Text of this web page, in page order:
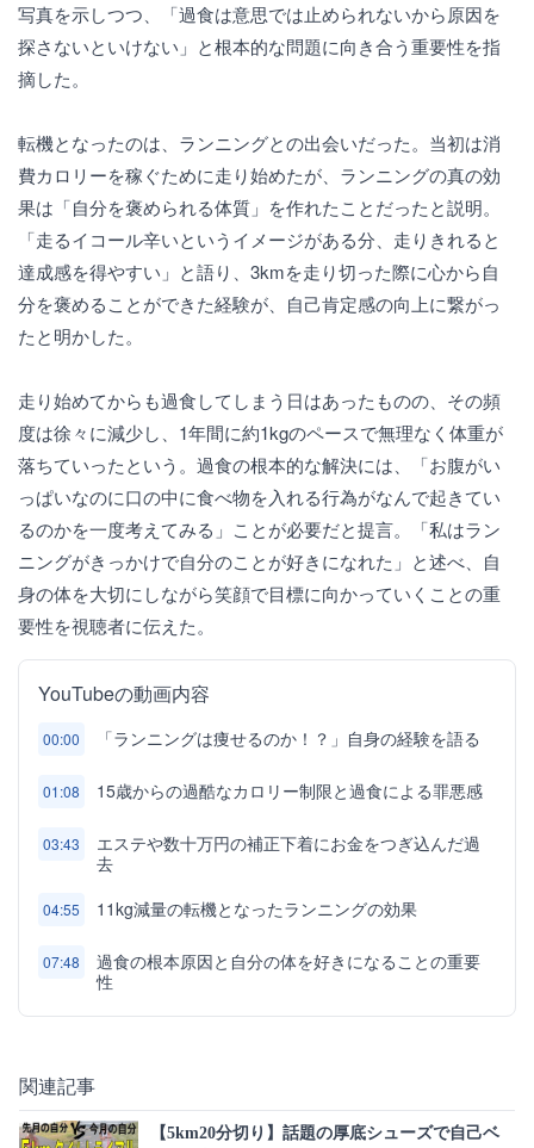
写真を示しつつ、「過食は意思では止められないから原因を
探さないといけない」と根本的な問題に向き合う重要性を指
摘した。
転機となったのは、ランニングとの出会いだった。当初は消
費カロリーを稼ぐために走り始めたが、ランニングの真の効
果は「自分を褒められる体質」を作れたことだったと説明。
「走るイコール辛いというイメージがある分、走りきれると
達成感を得やすい」と語り、3kmを走り切った際に心から自
分を褒めることができた経験が、自己肯定感の向上に繋がっ
たと明かした。
走り始めてからも過食してしまう日はあったものの、その頻
度は徐々に減少し、1年間に約1kgのペースで無理なく体重が
落ちていったという。過食の根本的な解決には、「お腹がい
っぱいなのに口の中に食べ物を入れる行為がなんで起きてい
るのかを一度考えてみる」ことが必要だと提言。「私はラン
ニングがきっかけで自分のことが好きになれた」と述べ、自
身の体を大切にしながら笑顔で目標に向かっていくことの重
要性を視聴者に伝えた。
YouTubeの動画内容
00:00 「ランニングは痩せるのか！？」自身の経験を語る
01:08 15歳からの過酷なカロリー制限と過食による罪悪感
03:43
エステや数十万円の補正下着にお金をつぎ込んだ過
去
04:55 11kg減量の転機となったランニングの効果
07:48
過食の根本原因と自分の体を好きになることの重要
性
関連記事
【5km20分切り】話題の厚底シューズで自己ベ